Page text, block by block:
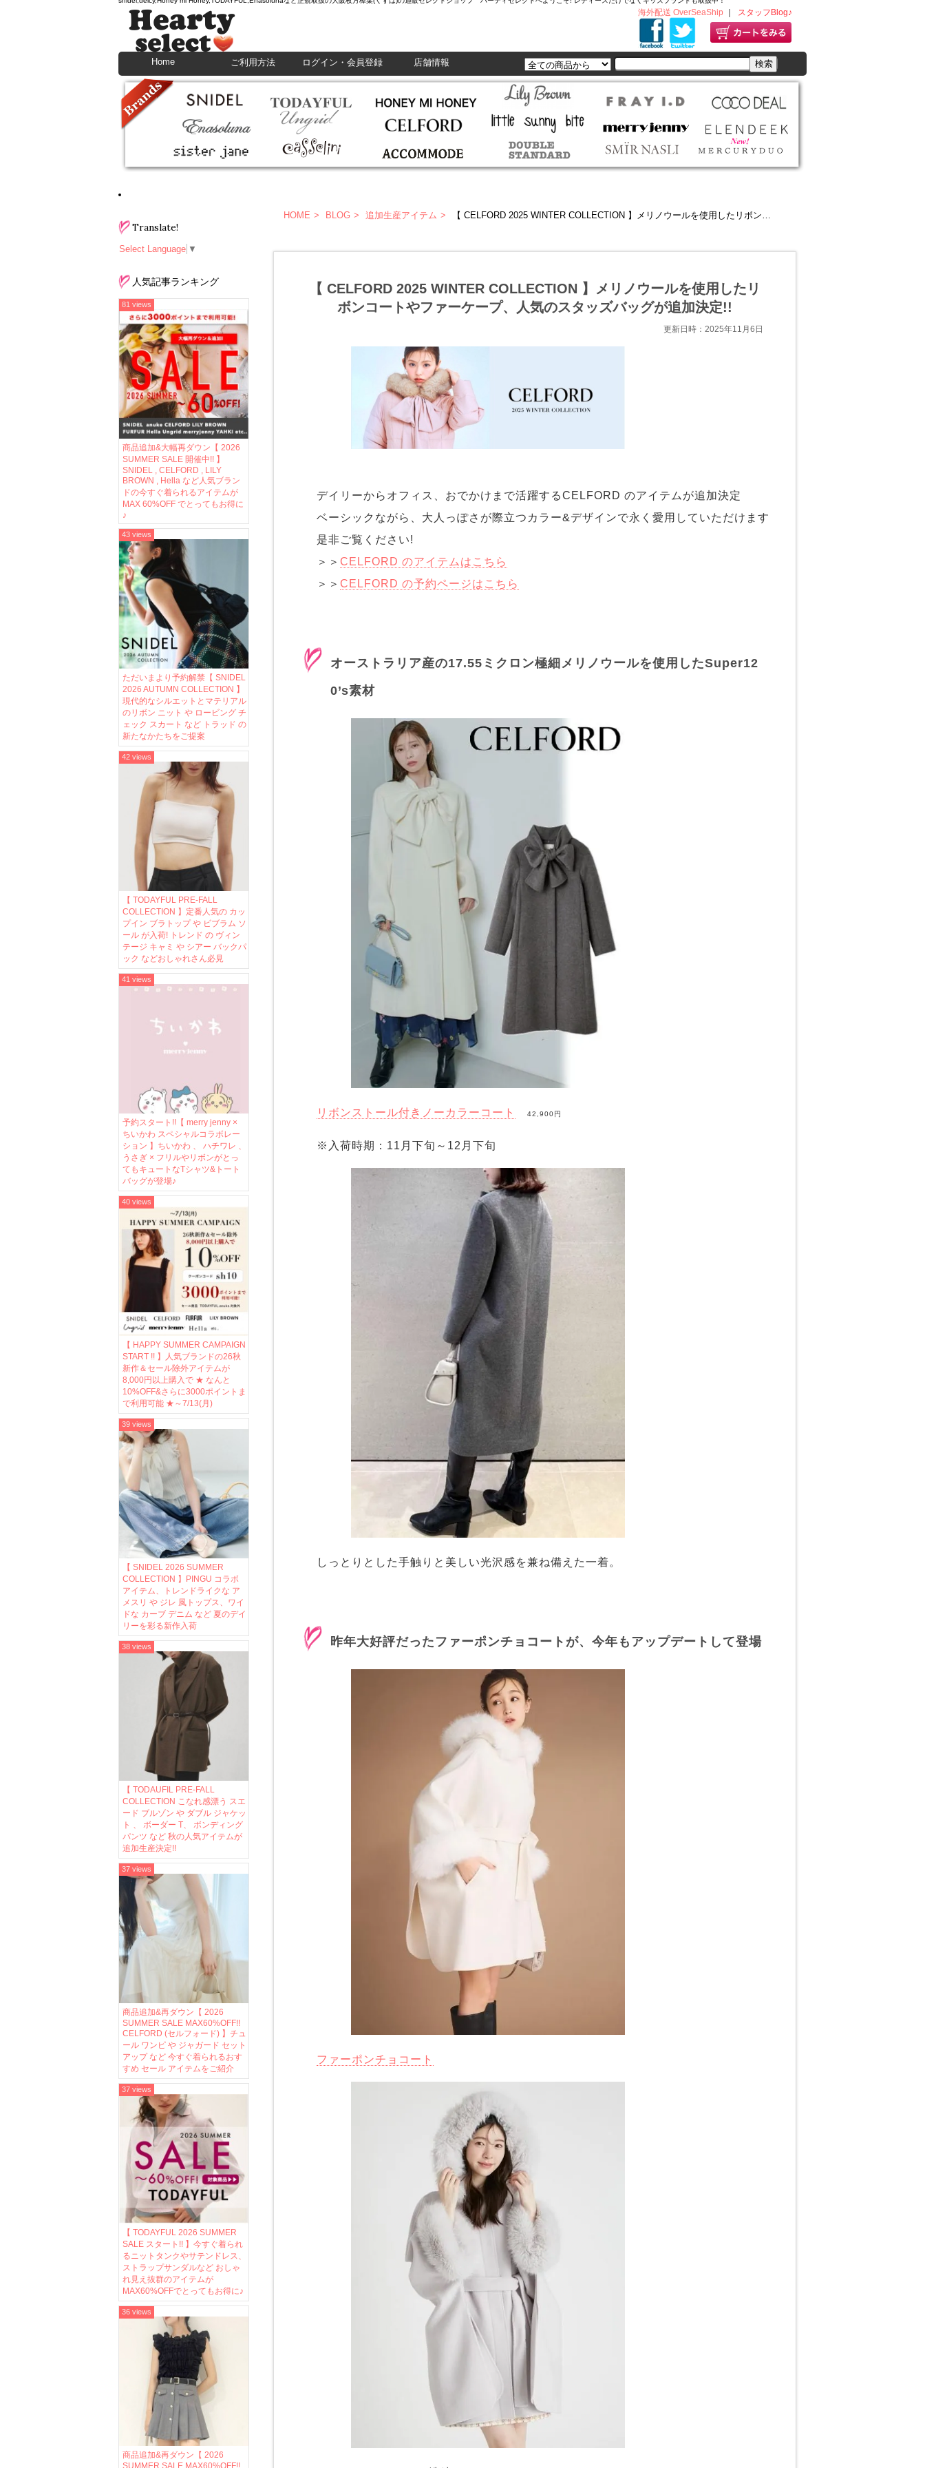
海外配送 OverSeaShip スタッフBlog♪
Home ご利用方法 ログイン・会員登録 店舗情報
Translate!
Select Language ▼
人気記事ランキング
商品追加&大幅再ダウン【 2026
SUMMER SALE 開催中!! 】
SNIDEL , CELFORD , LILY
BROWN , Hella など人気ブラン
ドの今すぐ着られるアイテムが
MAX 60%OFF でとってもお得に
♪
81 views
ただいまより予約解禁【 SNIDEL
2026 AUTUMN COLLECTION 】
現代的なシルエットとマテリアル
のリボン ニット や ロービング チ
ェック スカート など トラッド の
新たなかたちをご提案
43 views
【 TODAYFUL PRE-FALL
COLLECTION 】定番人気の カッ
プイン ブラトップ や ビブラム ソ
ール が入荷! トレンド の ヴィン
テージ キャミ や シアー バックパ
ック などおしゃれさん必見
42 views
予約スタート!!【 merry jenny ×
ちいかわ スペシャルコラボレー
ション 】ちいかわ 、 ハチワレ 、
うさぎ × フリルやリボンがとっ
てもキュートなTシャツ&トート
バッグが登場♪
41 views
【 HAPPY SUMMER CAMPAIGN
START !! 】人気ブランドの26秋
新作＆セール除外アイテムが
8,000円以上購入で ★ なんと
10%OFF&さらに3000ポイントま
で利用可能 ★～7/13(月)
40 views
【 SNIDEL 2026 SUMMER
COLLECTION 】PINGU コラボ
アイテム、トレンドライクな ア
メスリ や ジレ 風トップス、ワイ
ドな カーブ デニム など 夏のデイ
リーを彩る新作入荷
39 views
【 TODAUFIL PRE-FALL
COLLECTION こなれ感漂う スエ
ード ブルゾン や ダブル ジャケッ
ト 、 ボーダー T、 ボンディング
パンツ など 秋の人気アイテムが
追加生産決定!!
38 views
商品追加&再ダウン【 2026
SUMMER SALE MAX60%OFF!!
CELFORD (セルフォード) 】チュ
ール ワンピ や ジャガード セット
アップ など 今すぐ着られるおす
すめ セール アイテムをご紹介
37 views
【 TODAYFUL 2026 SUMMER
SALE スタート!! 】今すぐ着られ
るニットタンクやサテンドレス、
ストラップサンダルなど おしゃ
れ見え抜群のアイテムが
MAX60%OFFでとってもお得に♪
37 views
商品追加&再ダウン【 2026
SUMMER SALE MAX60%OFF!!
36 views
HOME BLOG 追加生産アイテム 【 CELFORD 2025 WINTER COLLECTION 】メリノウールを使用したリボンコートやファーケープ、人気のスタッズバッグが追加決定!!
【 CELFORD 2025 WINTER COLLECTION 】メリノウールを使用したリ
ボンコートやファーケープ、人気のスタッズバッグが追加決定!!
更新日時：2025年11月6日
デイリーからオフィス、おでかけまで活躍するCELFORD のアイテムが追加決定
ベーシックながら、大人っぽさが際立つカラー&デザインで永く愛用していただけます
是非ご覧ください!
＞＞ CELFORD のアイテムはこちら
＞＞ CELFORD の予約ページはこちら
オーストラリア産の17.55ミクロン極細メリノウールを使用したSuper12
0’s素材
リボンストール付きノーカラーコート 42,900円
※入荷時期：11月下旬～12月下旬
しっとりとした手触りと美しい光沢感を兼ね備えた一着。
昨年大好評だったファーポンチョコートが、今年もアップデートして登場
ファーポンチョコート